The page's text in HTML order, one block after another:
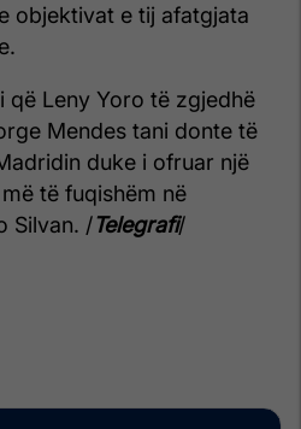
objektivat e tij afatgjata
që Leny Yoro të zgjedhë
Mendes tani donte të
duke i ofruar një
të fuqishëm në
Silvan. /Telegrafi/